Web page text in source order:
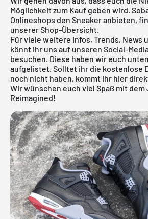
Möglichkeit zum Kauf geben wird.
Onlineshops den Sneaker anbieten,
unserer Shop-Übersicht.
Für viele weitere Infos, Trends, News
könnt ihr uns auf unseren Social-
besuchen. Diese haben wir euch
aufgelistet. Solltet ihr die kostenlose
noch nicht haben, kommt ihr hier
Wir wünschen euch viel Spaß mit dem
Reimagined!